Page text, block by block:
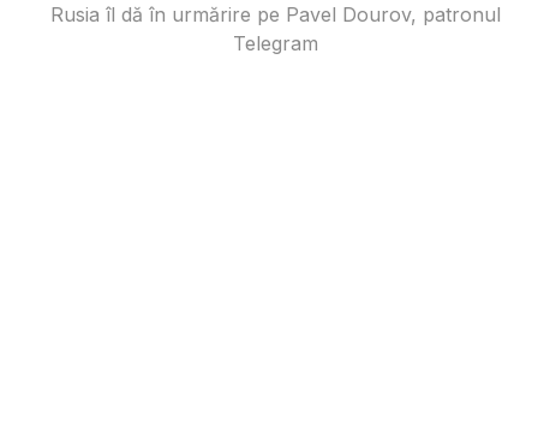
Rusia îl dă în urmărire pe Pavel Dourov, patronul
Telegram